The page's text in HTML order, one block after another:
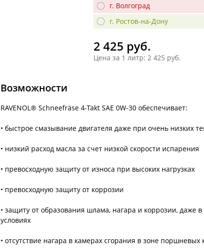
г. Волгоград
г. Ростов-на-Дону
2 425 руб.
Цена за 1 литр: 2 425 руб.
Возможности
RAVENOL® Schneefräse 4-Takt SAE 0W-30 обеспечивает:
• быстрое смазывание двигателя даже при очень низких
• низкий расход масла за счет низкой скорости испарения
• превосходную защиту от износа при высоких нагрузках
• превосходную защиту от коррозии
• защиту от образования шлама, нагара и коррозии, даже
условиях
• отсутствие нагара в камерах сгорания в зоне поршневых